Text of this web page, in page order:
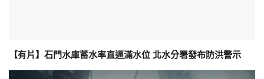
【有片】石門水庫蓄水率直逼滿水位 北水分署發布防洪警示